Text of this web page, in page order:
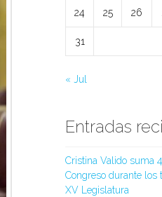
24 25 26
31
« Jul
Entradas
Cristina Valido suma
Congreso durante los
XV Legislatura